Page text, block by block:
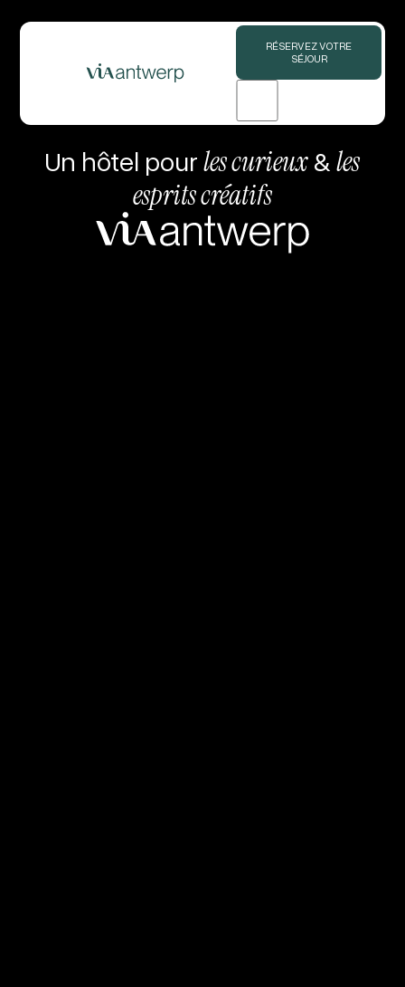
RÉSERVEZ VOTRE
SÉJOUR
Un hôtel pourles curieux& les
esprits créatifs